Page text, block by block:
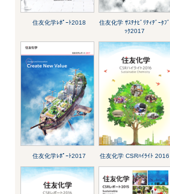
住友化学ﾚﾎﾟｰﾄ2018
住友化学 ｻｽﾃﾅﾋﾞﾘﾃｨﾃﾞｰﾀﾌﾞ
ｯｸ2017
住友化学ﾚﾎﾟｰﾄ2017 住友化学 CSRﾊｲﾗｲﾄ 2016